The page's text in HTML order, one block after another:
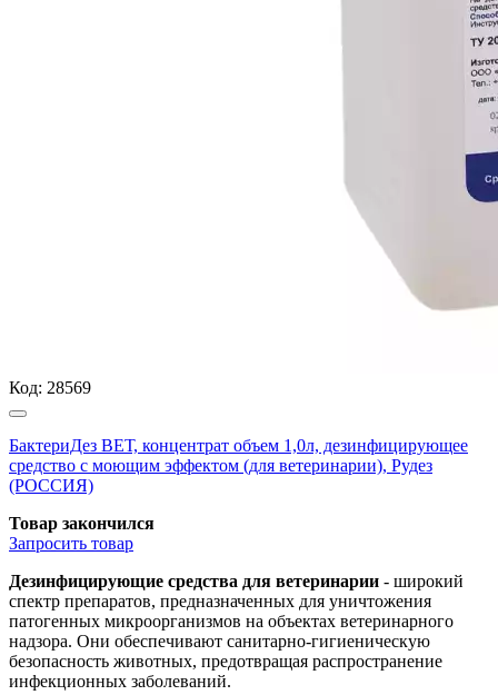
Код: 28569
БактериДез ВЕТ, концентрат объем 1,0л, дезинфицирующее
средство с моющим эффектом (для ветеринарии), Рудез
(РОССИЯ)
Товар закончился
Запросить товар
Дезинфицирующие средства для ветеринарии - широкий
спектр препаратов, предназначенных для уничтожения
патогенных микроорганизмов на объектах ветеринарного
надзора. Они обеспечивают санитарно-гигиеническую
безопасность животных, предотвращая распространение
инфекционных заболеваний.